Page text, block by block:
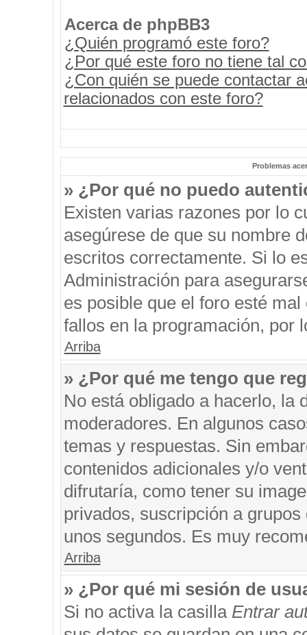
Acerca de phpBB3
¿Quién programó este foro?
¿Por qué este foro no tiene tal
¿Con quién se puede contactar
relacionados con este foro?
Problemas
» ¿Por qué no puedo
Existen varias razones por lo
asegúrese de que su nombre
escritos correctamente. Si lo
Administración para
es posible que el foro esté
fallos en la programación, por
Arriba
» ¿Por qué me tengo que
No está obligado a hacerlo, la
moderadores. En algunos
temas y respuestas. Sin
contenidos adicionales y/o
difrutaría, como tener su
privados, suscripción a
unos segundos. Es muy
Arriba
» ¿Por qué mi sesión de
Si no activa la casilla Entrar